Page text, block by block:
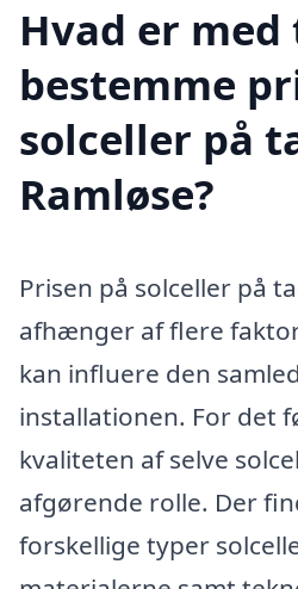
Hvad er
bestemme
solceller på
Ramløse?
Prisen på solceller på
afhænger af flere
kan influere den
installationen. For det
kvaliteten af selve
afgørende rolle. Der
forskellige typer